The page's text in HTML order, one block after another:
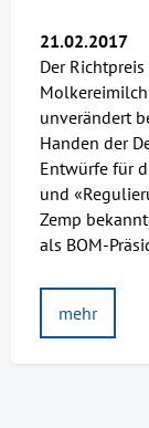
21.02.2017
Der
unverändert
Handen der
Entwürfe für
und
Zemp
als BOM-
mehr